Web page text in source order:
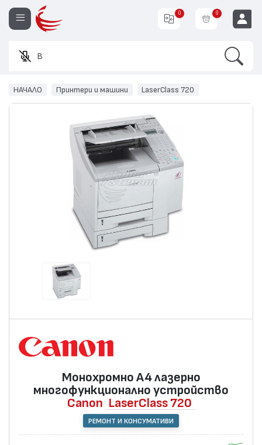
Въведе
0 0
НАЧАЛО Принтери и машини LaserClass 720
Монохромно А4 лазернo
многофункционално устройство
Canon LaserClass 720
РЕМОНТ И КОНСУМАТИВИ